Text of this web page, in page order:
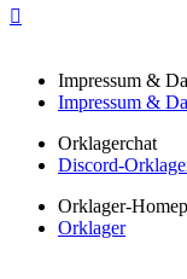
Impressum &
Impressum &
Orklagerchat
Discord-
Orklager-
Orklager